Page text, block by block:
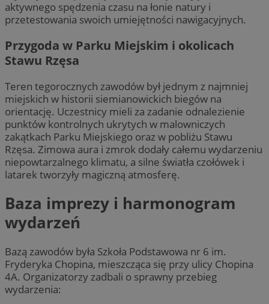
aktywnego spędzenia czasu na łonie natury i
przetestowania swoich umiejętności nawigacyjnych.
Przygoda w Parku Miejskim i okolicach
Stawu Rzęsa
Teren tegorocznych zawodów był jednym z najmniej
miejskich w historii siemianowickich biegów na
orientację. Uczestnicy mieli za zadanie odnalezienie
punktów kontrolnych ukrytych w malowniczych
zakątkach Parku Miejskiego oraz w pobliżu Stawu
Rzęsa. Zimowa aura i zmrok dodały całemu wydarzeniu
niepowtarzalnego klimatu, a silne światła czołówek i
latarek tworzyły magiczną atmosferę.
Baza imprezy i harmonogram
wydarzeń
Bazą zawodów była Szkoła Podstawowa nr 6 im.
Fryderyka Chopina, mieszcząca się przy ulicy Chopina
4A. Organizatorzy zadbali o sprawny przebieg
wydarzenia: